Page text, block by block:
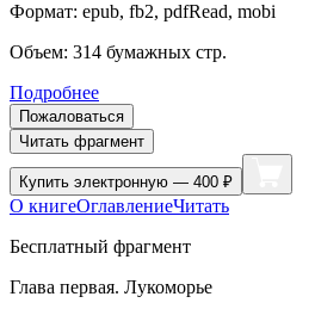
Формат: epub, fb2, pdfRead, mobi
Объем: 314 бумажных стр.
Подробнее
Пожаловаться
Читать фрагмент
Купить электронную — 400 ₽
О книгеОглавлениеЧитать
Бесплатный фрагмент
Глава первая. Лукоморье